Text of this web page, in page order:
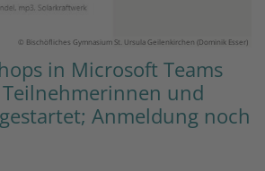
© Bischöfliches Gymnasium St. Ursula Geilenkirchen (Dominik Esser)
in Microsoft Teams
und
Anmeldung noch